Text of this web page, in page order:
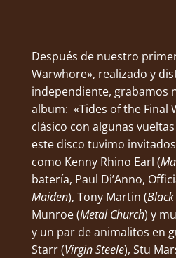
Después de nuestro
Warwhore», realizado y
independiente, grabamos
album: «Tides of the Final
clásico con algunas
este disco tuvimo
como Kenny Rhino Earl (
batería, Paul Di’Anno,
Maiden), Tony Martin (
Munroe (Metal Church) y
y un par de animalitos en
Starr (Virgin Steele), Stu